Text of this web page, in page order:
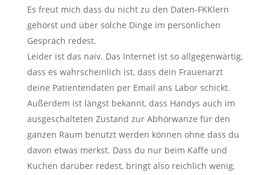
Es freut mich dass du nicht zu den Daten-FKKlern
gehörst und über solche Dinge im persönlichen
Gespräch redest.
Leider ist das naiv. Das Internet ist so allgegenwärtig,
dass es wahrscheinlich ist, dass dein Frauenarzt
deine Patientendaten per Email ans Labor schickt.
Außerdem ist längst bekannt, dass Handys auch im
ausgeschalteten Zustand zur Abhörwanze für den
ganzen Raum benutzt werden können ohne dass du
davon etwas merkst. Dass du nur beim Kaffe und
Kuchen darüber redest, bringt also reichlich wenig.